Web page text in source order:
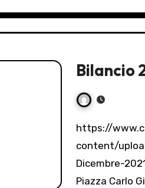
Bilancio
https://www.carlogiuliani.it/wp-
content/
Dicembre-
Piazza Carlo